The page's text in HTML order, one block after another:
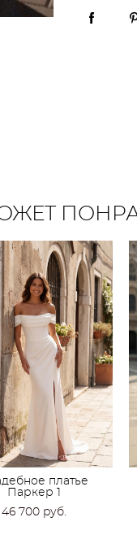
платье
Паркер 1
46 700 pуб.